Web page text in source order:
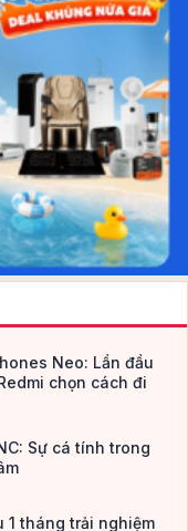
Neo: Lần đầu
chọn cách đi
Sự cá tính trong
1 tháng trải nghiệm